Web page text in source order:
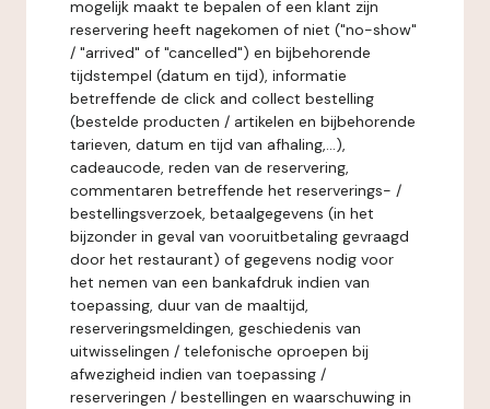
mogelijk maakt te bepalen of een klant zijn
reservering heeft nagekomen of niet ("no-show"
/ "arrived" of "cancelled") en bijbehorende
tijdstempel (datum en tijd), informatie
betreffende de click and collect bestelling
(bestelde producten / artikelen en bijbehorende
tarieven, datum en tijd van afhaling,...),
cadeaucode, reden van de reservering,
commentaren betreffende het reserverings- /
bestellingsverzoek, betaalgegevens (in het
bijzonder in geval van vooruitbetaling gevraagd
door het restaurant) of gegevens nodig voor
het nemen van een bankafdruk indien van
toepassing, duur van de maaltijd,
reserveringsmeldingen, geschiedenis van
uitwisselingen / telefonische oproepen bij
afwezigheid indien van toepassing /
reserveringen / bestellingen en waarschuwing in